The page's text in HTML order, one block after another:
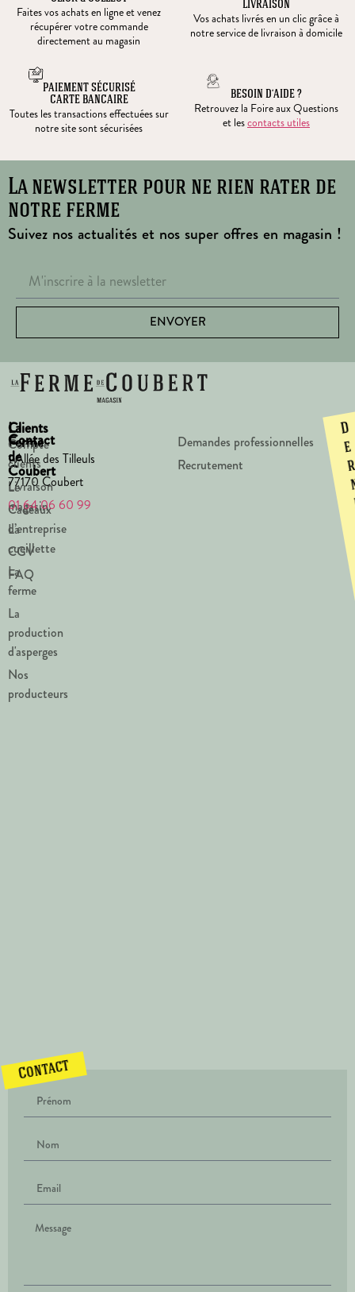
Faites vos achats en ligne et venez
récupérer votre commande
directement au magasin
LIVRAISON
Vos achats livrés en un clic grâce à
notre service de livraison à domicile
PAIEMENT SÉCURISÉ
CARTE BANCAIRE
Toutes les transactions effectuées sur
notre site sont sécurisées
BESOIN D’AIDE ?
Retrouvez la Foire aux Questions
et lescontacts utiles
La newsletter pour ne rien rater de
notre ferme
Suivez nos actualités et nos super offres en magasin !
ENVOYER
La
Ferme
de
Coubert
Le
magasin
La
cueillette
La
ferme
La
production
d'asperges
Nos
producteurs
Clients
Compte
clients
Livraison
Cadeaux
d’entreprise
CGV
FAQ
Contact
1 Allée des Tilleuls
77170 Coubert
01 64 06 60 99
Demandes professionnelles
Recrutement
D
e
Contact